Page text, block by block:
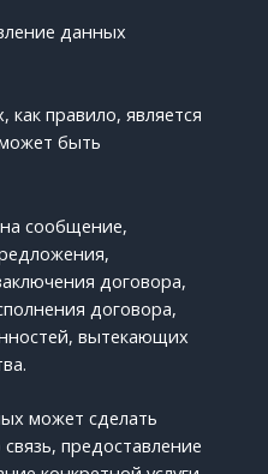
данных
правило, является
быть
сообщение,
договора,
договора,
вытекающих
может сделать
предоставление